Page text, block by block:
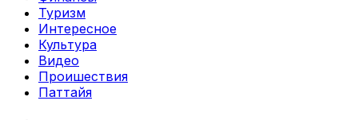
Туризм
Интересное
Культура
Видео
Проишествия
Паттайя